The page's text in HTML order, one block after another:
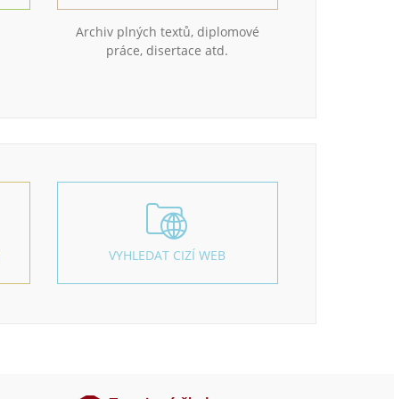
Archiv plných textů, diplomové
práce, disertace atd.
VYHLEDAT CIZÍ WEB